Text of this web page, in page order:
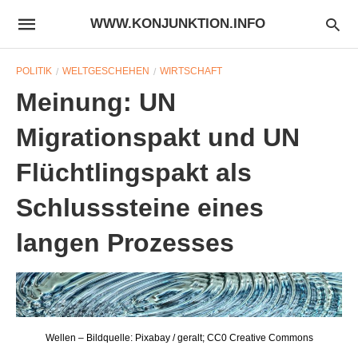
WWW.KONJUNKTION.INFO
POLITIK WELTGESCHEHEN WIRTSCHAFT
Meinung: UN
Migrationspakt und UN
Flüchtlingspakt als
Schlusssteine eines
langen Prozesses
Wellen – Bildquelle: Pixabay / geralt; CC0 Creative Commons